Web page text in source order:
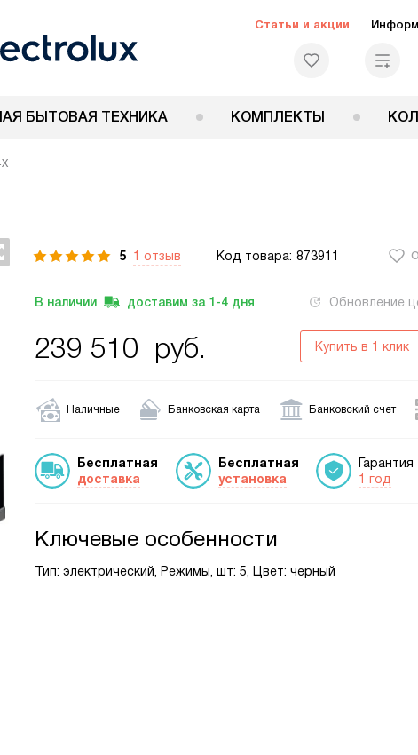
Статьи и акции
БЫТОВАЯ ТЕХНИКА КОМПЛЕКТЫ
5 1 отзыв Код товара: 873911
В наличии доставим за 1-4 дня Обновление
239 510 руб. Купить в 1 клик
Наличные Банковская карта Банковский счет
Бесплатная
доставка
Бесплатная
установка
Гарантия
1 год
Ключевые особенности
Тип: электрический, Режимы, шт: 5, Цвет: черный